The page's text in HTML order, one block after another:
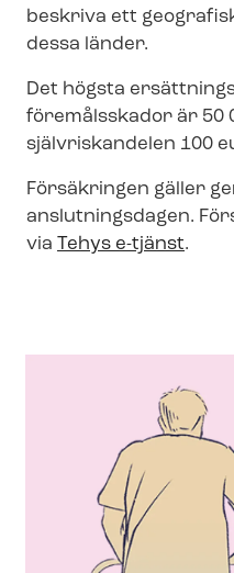
beskriva ett
dessa länder.
Det högsta
föremålsskador är 50
självriskandelen 100
Försäkringen gäller
anslutningsdagen.
via Tehys e-tjänst.